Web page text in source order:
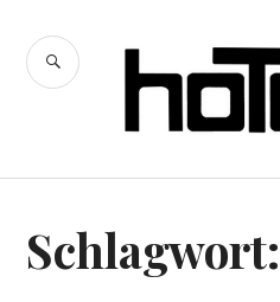
Inhalt
springen
SUCHE
Schlagwort: